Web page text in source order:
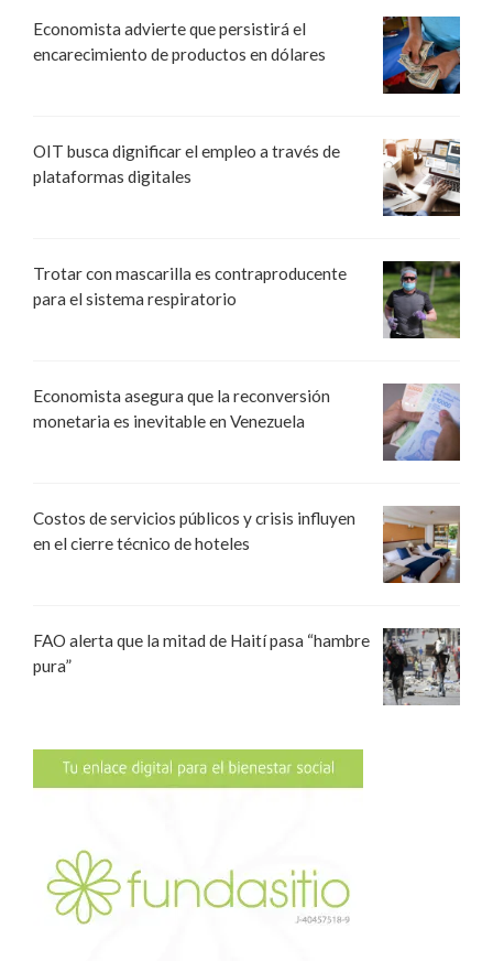
Economista advierte que persistirá el
encarecimiento de productos en dólares
OIT busca dignificar el empleo a través de
plataformas digitales
Trotar con mascarilla es contraproducente
para el sistema respiratorio
Economista asegura que la reconversión
monetaria es inevitable en Venezuela
Costos de servicios públicos y crisis influyen
en el cierre técnico de hoteles
FAO alerta que la mitad de Haití pasa “hambre
pura”